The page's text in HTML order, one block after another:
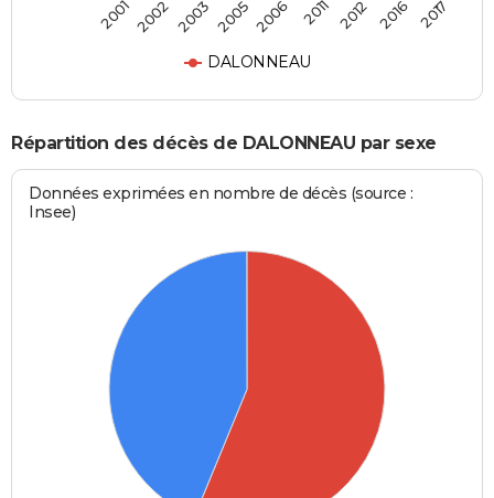
DALONNEAU
20012002 2003 20052006 2011 2012 2016 2017
Répartition des décès de DALONNEAU par sexe
Données exprimées en nombre de décès (source :
Insee)